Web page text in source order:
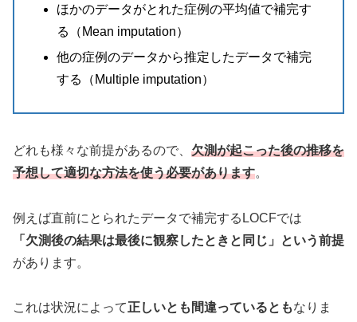
ほかのデータがとれた症例の平均値で補完す
る（Mean imputation）
他の症例のデータから推定したデータで補完
する（Multiple imputation）
どれも様々な前提があるので、 欠測が起こった後の推移を
予想して適切な方法を使う必要があります。
例えば直前にとられたデータで補完するLOCFでは
「欠測後の結果は最後に観察したときと同じ」という前提
があります。
これは状況によって正しいとも間違っているともなりま